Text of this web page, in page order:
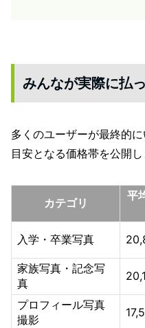
みんなが実際に払
多くのユーザーが最終的
目安となる価格帯を公開し
カテゴリ
平
入学・卒業写真
家族写真・記念写
真
プロフィール写真
撮影